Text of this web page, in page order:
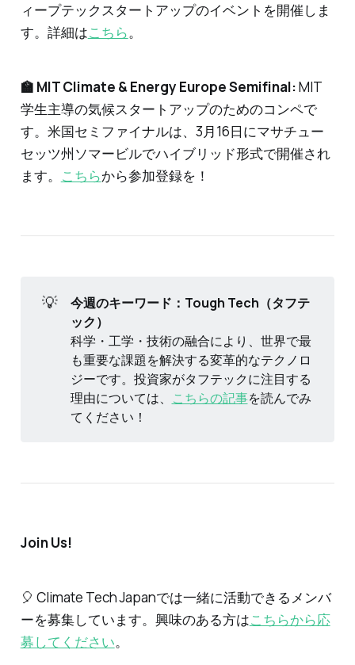
ィープテックスタートアップのイベントを開催しま
す。詳細はこちら。
🏫 MIT Climate & Energy Europe Semifinal:MIT
学生主導の気候スタートアップのためのコンペで
す。米国セミファイナルは、3月16日にマサチュー
セッツ州ソマービルでハイブリッド形式で開催され
ます。 こちらから参加登録を！
💡
今週のキーワード：Tough Tech（タフテ
ック）
科学・工学・技術の融合により、世界で最
も重要な課題を解決する変革的なテクノロ
ジーです。投資家がタフテックに注目する
理由については、
こちらの記事を読んでみ
てください！
Join Us!
🎈 Climate Tech Japanでは一緒に活動できるメンバ
ーを募集しています。興味のある方はこちらから応
募してください。